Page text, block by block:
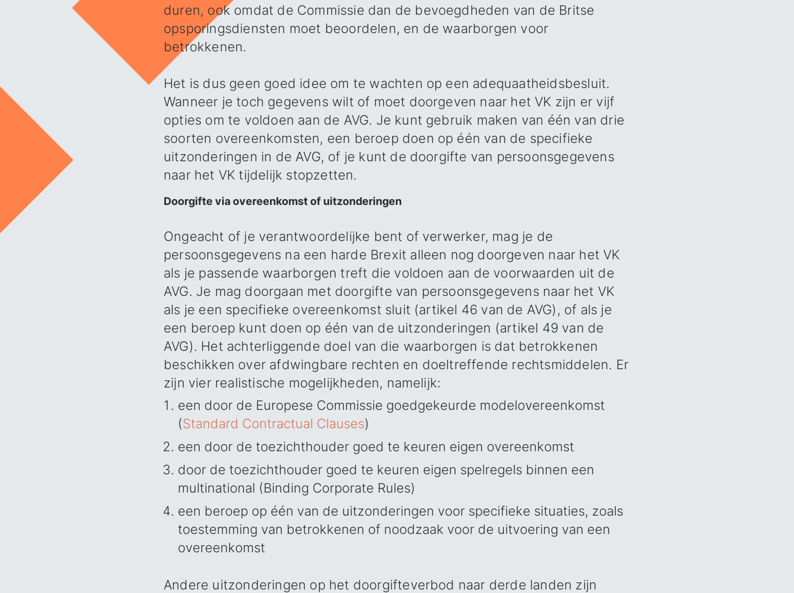
duren, ook omdat de Commissie dan de bevoegdheden van de Britse
opsporingsdiensten moet beoordelen, en de waarborgen voor
betrokkenen.
Het is dus geen goed idee om te wachten op een adequaatheidsbesluit.
Wanneer je toch gegevens wilt of moet doorgeven naar het VK zijn er vijf
opties om te voldoen aan de AVG. Je kunt gebruik maken van één van drie
soorten overeenkomsten, een beroep doen op één van de specifieke
uitzonderingen in de AVG, of je kunt de doorgifte van persoonsgegevens
naar het VK tijdelijk stopzetten.
Doorgifte via overeenkomst of uitzonderingen
Ongeacht of je verantwoordelijke bent of verwerker, mag je de
persoonsgegevens na een harde Brexit alleen nog doorgeven naar het VK
als je passende waarborgen treft die voldoen aan de voorwaarden uit de
AVG. Je mag doorgaan met doorgifte van persoonsgegevens naar het VK
als je een specifieke overeenkomst sluit (artikel 46 van de AVG), of als je
een beroep kunt doen op één van de uitzonderingen (artikel 49 van de
AVG). Het achterliggende doel van die waarborgen is dat betrokkenen
beschikken over afdwingbare rechten en doeltreffende rechtsmiddelen. Er
zijn vier realistische mogelijkheden, namelijk:
een door de Europese Commissie goedgekeurde modelovereenkomst
(Standard Contractual Clauses)
een door de toezichthouder goed te keuren eigen overeenkomst
door de toezichthouder goed te keuren eigen spelregels binnen een
multinational (Binding Corporate Rules)
een beroep op één van de uitzonderingen voor specifieke situaties, zoals
toestemming van betrokkenen of noodzaak voor de uitvoering van een
overeenkomst
Andere uitzonderingen op het doorgifteverbod naar derde landen zijn